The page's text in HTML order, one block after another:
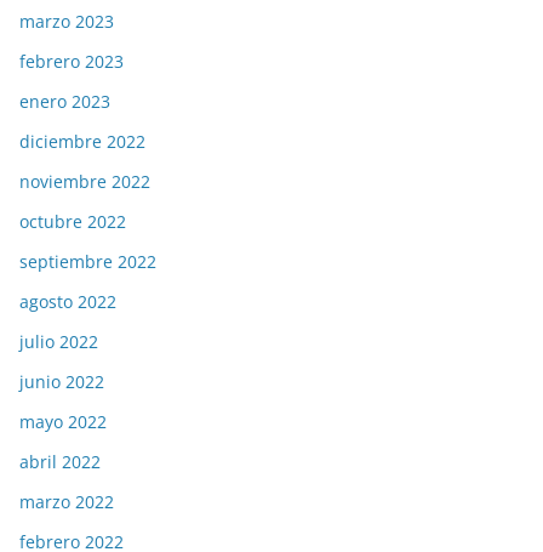
marzo 2023
febrero 2023
enero 2023
diciembre 2022
noviembre 2022
octubre 2022
septiembre 2022
agosto 2022
julio 2022
junio 2022
mayo 2022
abril 2022
marzo 2022
febrero 2022